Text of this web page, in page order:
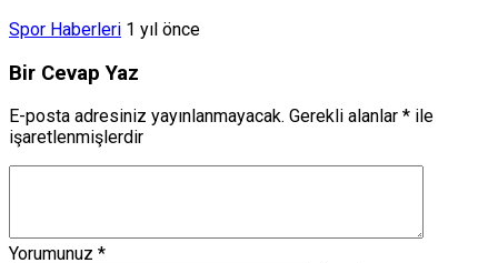
Spor Haberleri 1 yıl önce
Bir Cevap Yaz
E-posta adresiniz yayınlanmayacak. Gerekli alanlar * ile
işaretlenmişlerdir
Yorumunuz *